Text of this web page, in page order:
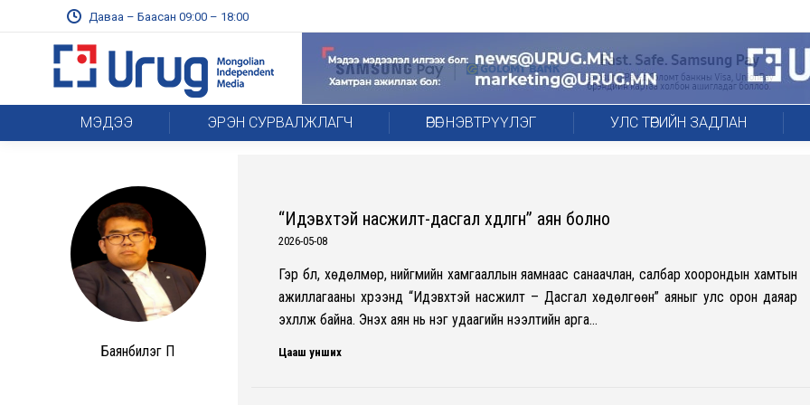
Даваа – Баасан 09:00 – 18:00
МЭДЭЭ ЭРЭН СУРВАЛЖЛАГЧ ӨРӨГ НЭВТРҮҮЛЭГ УЛС ТӨРИЙН ЗАДЛАН
Баянбилэг П
“Идэвхтэй насжилт-дасгал хөдөлгөөн” аян болно
2026-05-08
Гэр бүл, хөдөлмөр, нийгмийн хамгааллын яамнаас санаачлан, салбар хоорондын хамтын
ажиллагааны хүрээнд “Идэвхтэй насжилт – Дасгал хөдөлгөөн” аяныг улс орон даяар
эхлүүлж байна. Энэхүү аян нь нэг удаагийн нээлтийн арга…
Цааш унших